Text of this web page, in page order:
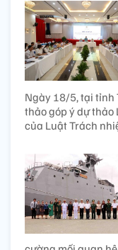
Ngày 18/5, tại tỉnh
thảo góp ý dự thảo
của Luật Trách